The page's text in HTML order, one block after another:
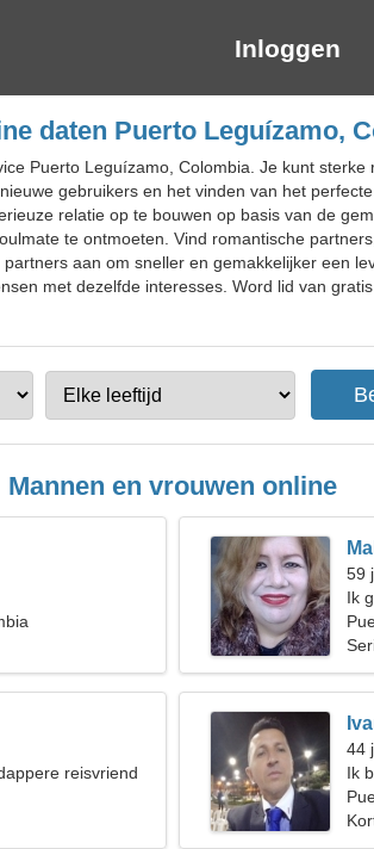
Inloggen
daten Puerto Leguízamo,
Puerto Leguízamo, Colombia. Je kunt
gebruikers en het vinden van het
relatie op te bouwen op basis van de
te ontmoeten. Vind romantische
aan om sneller en gemakkelijker een
met dezelfde interesses. Word lid van
Mannen en vrouwen online
59
Ik
reisvriend
44
Ik